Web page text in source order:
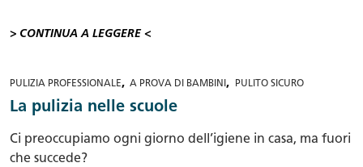
> CONTINUA A LEGGERE <
PULIZIA PROFESSIONALE,A PROVA DI BAMBINI , PULITO SICURO
La pulizia nelle scuole
Ci preoccupiamo ogni giorno dell’igiene in casa, ma fuori
che succede?